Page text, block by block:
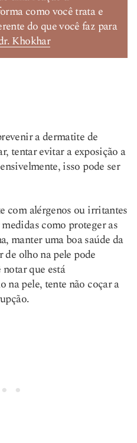
como você trata e
do que você faz para
Khokhar
a dermatite de
tentar evitar a exposição a
isso pode ser
com alérgenos ou irritantes
como proteger as
manter uma boa saúde da
olho na pele pode
que está
na pele, tente não coçar a